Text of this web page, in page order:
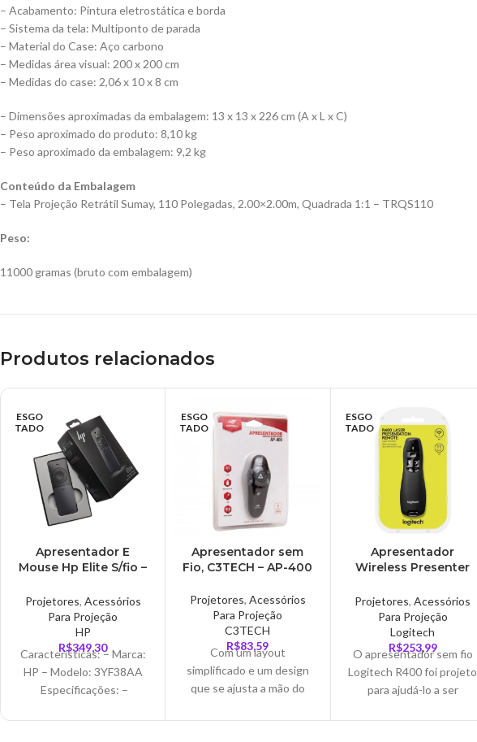
– Acabamento: Pintura eletrostática e borda
– Sistema da tela: Multiponto de parada
– Material do Case: Aço carbono
– Medidas área visual: 200 x 200 cm
– Medidas do case: 2,06 x 10 x 8 cm
– Dimensões aproximadas da embalagem: 13 x 13 x 226 cm (A x L x C)
– Peso aproximado do produto: 8,10 kg
– Peso aproximado da embalagem: 9,2 kg
Conteúdo da Embalagem
– Tela Projeção Retrátil Sumay, 110 Polegadas, 2.00×2.00m, Quadrada 1:1 – TRQS110
Peso:
11000 gramas (bruto com embalagem)
Produtos relacionados
ESGO
TADO
Apresentador E
Mouse Hp Elite S/fio –
Projetores, Acessórios
Para Projeção
HP
R$349,30
Características: – Marca:
HP – Modelo: 3YF38AA
Especificações: –
carregamento Micro USB
ESGO
TADO
Apresentador sem
Fio, C3TECH – AP-400
Projetores, Acessórios
Para Projeção
C3TECH
R$83,59
Com um layout
simplificado e um design
que se ajusta a mão do
AP-400 da C3Tech traz
ESGO
TADO
Apresentador
Wireless Presenter
Projetores,Acessórios
Para Projeção
Logitech
R$253,99
O apresentador sem fio
Logitech R400 foi projeto
para ajudá-lo a ser
apresentações. Os